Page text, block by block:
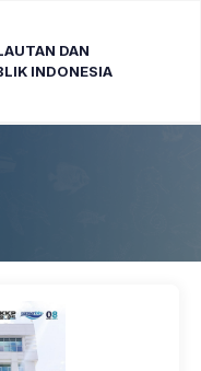
DAN
INDONESIA